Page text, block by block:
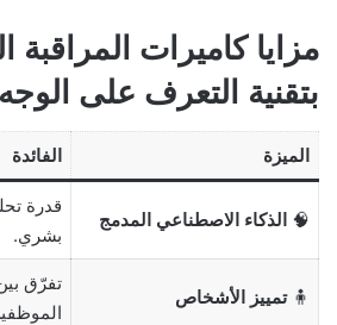
مزايا كاميرات المراقبة
بتقنية التعرف على الوجه
الميزة الفائدة
🧠الذكاء الاصطناعي المدمج
قدرة
بشري.
🧍تمييز الأشخاص
تفرّق بين